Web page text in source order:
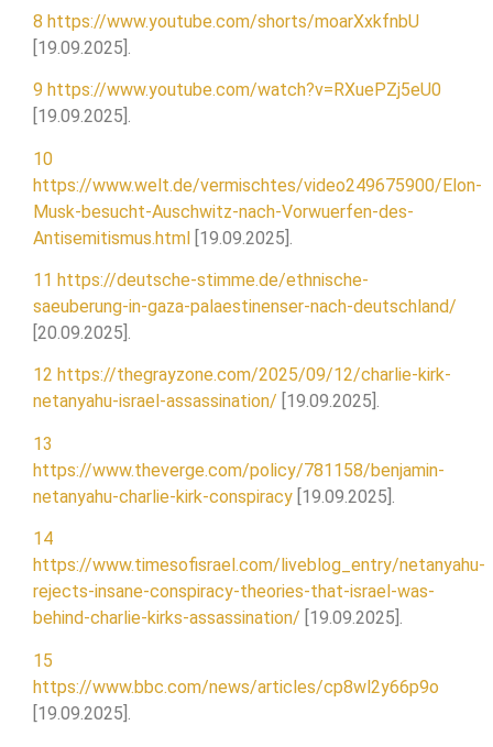
8 https://www.youtube.com/shorts/moarXxkfnbU
[19.09.2025].
9 https://www.youtube.com/watch?v=RXuePZj5eU0
[19.09.2025].
10
https://www.welt.de/vermischtes/video249675900/Elon-
Musk-besucht-Auschwitz-nach-Vorwuerfen-des-
Antisemitismus.html [19.09.2025].
11 https://deutsche-stimme.de/ethnische-
saeuberung-in-gaza-palaestinenser-nach-deutschland/
[20.09.2025].
12 https://thegrayzone.com/2025/09/12/charlie-kirk-
netanyahu-israel-assassination/ [19.09.2025].
13
https://www.theverge.com/policy/781158/benjamin-
netanyahu-charlie-kirk-conspiracy [19.09.2025].
14
https://www.timesofisrael.com/liveblog_entry/netanyahu-
rejects-insane-conspiracy-theories-that-israel-was-
behind-charlie-kirks-assassination/ [19.09.2025].
15
https://www.bbc.com/news/articles/cp8wl2y66p9o
[19.09.2025].